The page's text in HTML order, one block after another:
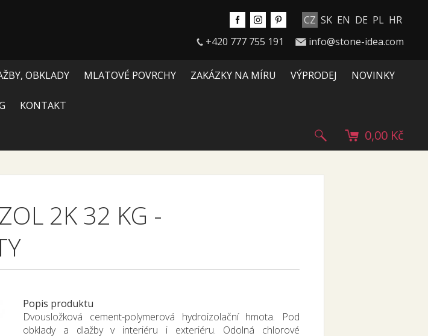
CZ SK EN DE PL HR
+420 777 755 191
info@stone-idea.com
OBKLADY MLATOVÉ POVRCHY ZAKÁZKY NA MÍRU VÝPRODEJ NOVINKY
KONTAKT
0,00 Kč
2K 32 KG -
Popis produktu
Dvousložková cement-polymerová hydroizolační hmota. Pod
obklady a dlažby v interiéru i exteriéru. Odolná chlorové